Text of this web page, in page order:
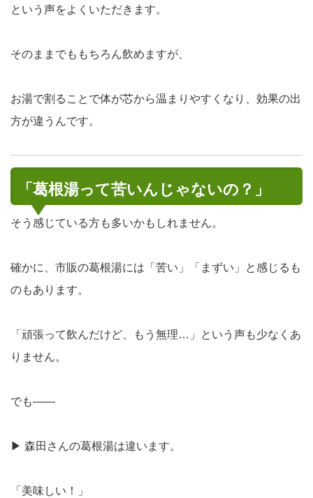
という声をよくいただきます。
そのままでももちろん飲めますが、
お湯で割ることで体が芯から温まりやすくなり、効果の出
方が違う んです。
「葛根湯って苦いんじゃないの？」
そう感じている方も多いかもしれません。
確かに、市販の葛根湯には「苦い」「まずい」と感じるも
のもあります。
「頑張って飲んだけど、もう無理…」という声も少なくあ
りません。
でも――
▶ 森田さんの葛根湯は違います。
「美味しい！」